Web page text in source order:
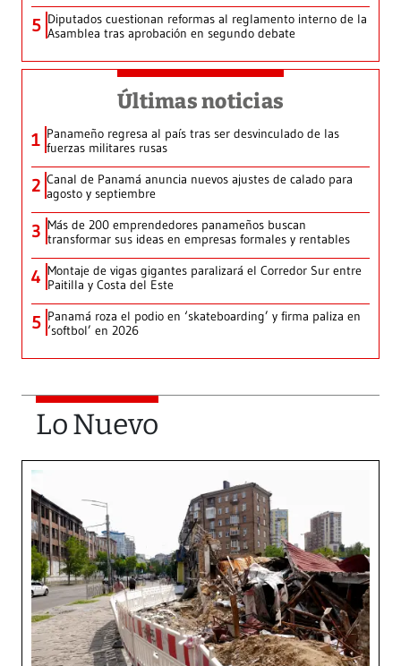
5 Diputados cuestionan reformas al reglamento interno de la
Asamblea tras aprobación en segundo debate
Últimas noticias
1 Panameño regresa al país tras ser desvinculado de las
fuerzas militares rusas
2 Canal de Panamá anuncia nuevos ajustes de calado para
agosto y septiembre
3 Más de 200 emprendedores panameños buscan
transformar sus ideas en empresas formales y rentables
4 Montaje de vigas gigantes paralizará el Corredor Sur entre
Paitilla y Costa del Este
5 Panamá roza el podio en ‘skateboarding’ y firma paliza en
‘softbol’ en 2026
Lo Nuevo